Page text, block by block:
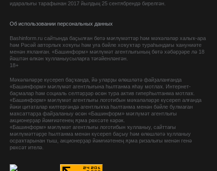
идаралығы тарафынан 2017 йылдың 25 сентябрендә бирелгән.
Об использовании персональных данных
Bashinform.ru сайтында баҫылған бөтә мәғлүмәттәр һәм мәҡәләләр халыҡ-ара
һәм Рәсәй авторлыҡ хоҡуғы һәм уға бәйле хоҡуҡтар тураһындағы ҡануниәте
менән яҡланған. «Башинформ» мәғлүмәт агентлығының бөтә хәбәрҙәре лә 18
йәштән өлкән ҡулланыусыларға тәғәйенләнгән.
18+
Мәҡәләләрҙе күсереп баҫҡанда, йә уларҙы өлөшләтә файҙаланғанда
«Башинформ» мәғлүмәт агентлығына һылтанма яһау мотлаҡ. Интернет-
баҫмалар һәм социаль селтәрҙәр өсөн тура актив гиперһылтанма мотлаҡ.
«Башинформ» мәғлүмәт агентлығы логотибын мәҡәләләрҙе күсереп алғанда
йәки цитаталар килтергәндә агентлыҡҡа һылтанма менән бәйле булмаған
маҡсаттарҙа файҙаланыу өсөн «Башинформ» мәғлүмәт агентлығы
акционерҙар йәмғиәтенең яҙма рөхсәте кәрәк.
«Башинформ» мәғлүмәт агентлығы логотибын ҡулланыу, сайттағы
мәғлүмәттәрҙе һылтанма менән күсереп баҫыу һәм өлөшләтә ҡулланыу
осраҡтарынан тыш, акционерҙар йәмғиәтенең яҙма ризалығы менән генә
рөхсәт ителә.